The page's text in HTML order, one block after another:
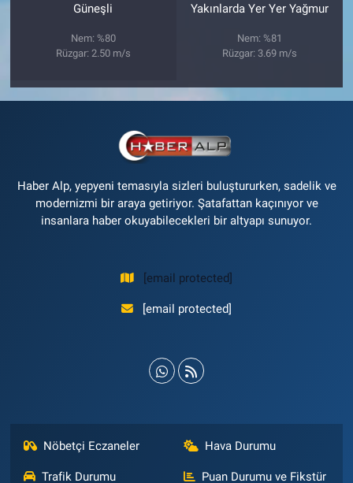
Güneşli
Nem: %80
Rüzgar: 2.50 m/s
Yakınlarda Yer Yer Yağmur
Nem: %81
Rüzgar: 3.69 m/s
Haber Alp, yepyeni temasıyla sizleri buluştururken, sadelik ve
modernizmi bir araya getiriyor. Şatafattan kaçınıyor ve
insanlara haber okuyabilecekleri bir altyapı sunuyor.
[email protected]
[email protected]
Nöbetçi Eczaneler Hava Durumu
Trafik Durumu Puan Durumu ve Fikstür